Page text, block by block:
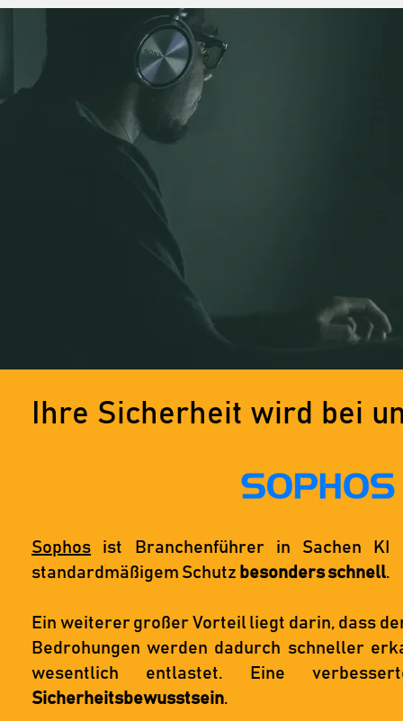
Sophos ist Branchenführer in Sachen
standardmäßigem Schutz besonders schnell.
Ein weiterer großer Vorteil liegt darin, dass
Bedrohungen werden dadurch schneller
wesentlich entlastet. Eine
Sicherheitsbewusstsein.
Ihre Sicherheit wird bei